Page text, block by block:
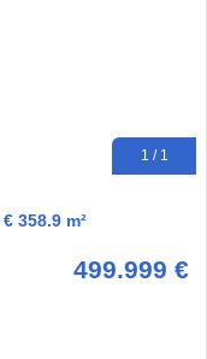
1 / 1
358.9 m²
499.999 €